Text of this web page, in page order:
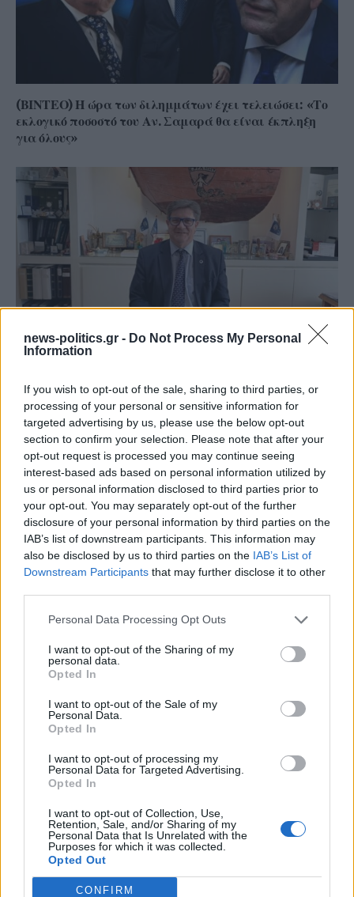
news-politics.gr - Do Not Process My Personal
Information
If you wish to opt-out of the sale, sharing to third parties, or
processing of your personal or sensitive information for
targeted advertising by us, please use the below opt-out
section to confirm your selection. Please note that after your
opt-out request is processed you may continue seeing
interest-based ads based on personal information utilized by
us or personal information disclosed to third parties prior to
your opt-out. You may separately opt-out of the further
disclosure of your personal information by third parties on the
IAB’s list of downstream participants. This information may
also be disclosed by us to third parties on the IAB’s List of
Downstream Participants that may further disclose it to other
Personal Data Processing Opt Outs
I want to opt-out of the Sharing of my
personal data.
Opted In
I want to opt-out of the Sale of my
Personal Data.
Opted In
I want to opt-out of processing my
Personal Data for Targeted Advertising.
Opted In
I want to opt-out of Collection, Use,
Retention, Sale, and/or Sharing of my
Personal Data that Is Unrelated with the
Purposes for which it was collected.
Opted Out
CONFIRM
(ΒΙΝΤΕΟ) Η ώρα των διλημμάτων έχει τελειώσει: «Το
εκλογικό ποσοστό του Αν. Σαμαρά θα είναι έκπληξη
για όλους»
Ακτοπλοΐα – Ποιοι ελέγχουν το 60% του συνολικού
στόλου»
Δωδεκάνησα: Νέο Ακτινοθεραπευτικό Κέντρο και
ενίσχυση του ΕΣΥ στη Ρόδο, σύμφωνα με τον υπ. Υγείας,
Άδωνη Γεωργιάδη